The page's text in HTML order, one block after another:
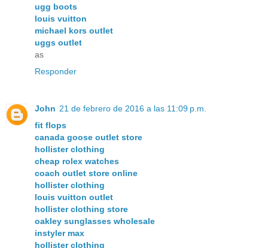
ugg boots
louis vuitton
michael kors outlet
uggs outlet
as
Responder
John 21 de febrero de 2016 a las 11:09 p.m.
fit flops
canada goose outlet store
hollister clothing
cheap rolex watches
coach outlet store online
hollister clothing
louis vuitton outlet
hollister clothing store
oakley sunglasses wholesale
instyler max
hollister clothing